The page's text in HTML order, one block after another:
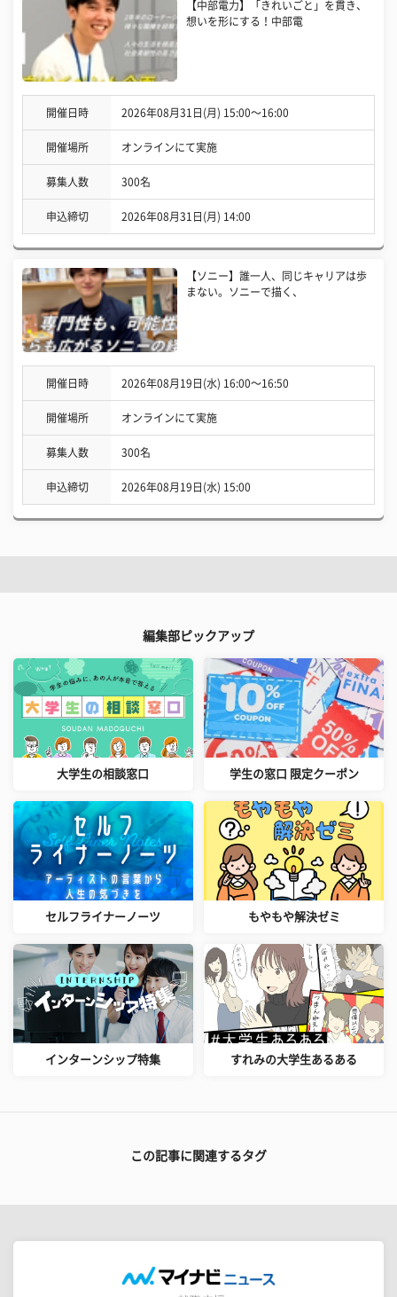
【中部電力】「きれいごと」を貫き、
想いを形にする！中部電
開催日時 2026年08月31日(月) 15:00〜16:00
開催場所 オンラインにて実施
募集人数 300名
申込締切 2026年08月31日(月) 14:00
【ソニー】誰一人、同じキャリアは歩
まない。ソニーで描く、
開催日時 2026年08月19日(水) 16:00〜16:50
開催場所 オンラインにて実施
募集人数 300名
申込締切 2026年08月19日(水) 15:00
編集部ピックアップ
大学生の相談窓口 学生の窓口 限定クーポン
セルフライナーノーツ もやもや解決ゼミ
インターンシップ特集 すれみの大学生あるある
この記事に関連するタグ